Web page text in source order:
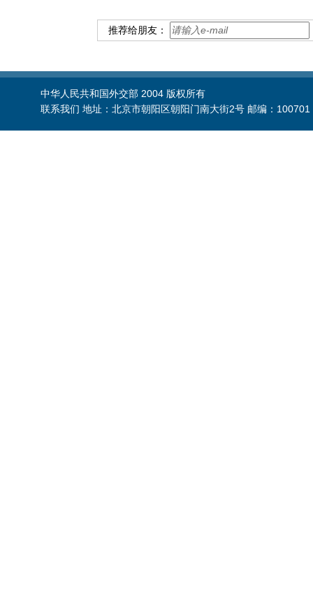
推荐给朋友：
中华人民共和国外交部 2004 版权所有
联系我们 地址：北京市朝阳区朝阳门南大街2号 邮编：